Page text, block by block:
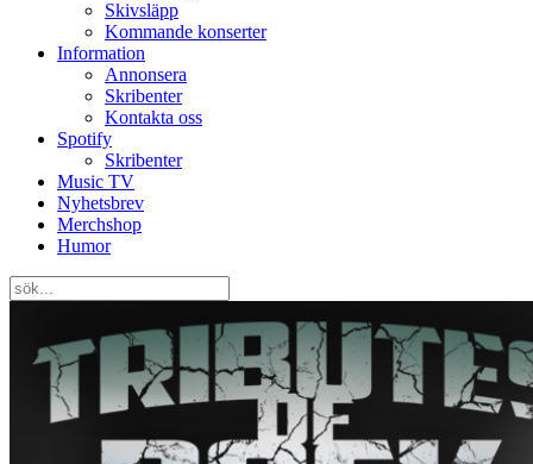
Skivsläpp
Kommande konserter
Information
Annonsera
Skribenter
Kontakta oss
Spotify
Skribenter
Music TV
Nyhetsbrev
Merchshop
Humor